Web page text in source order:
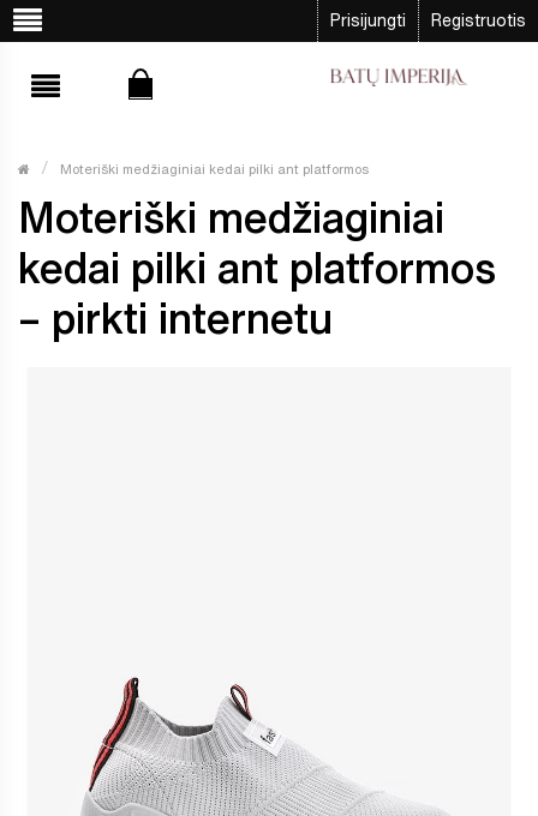
Prisijungti Registruotis
Moteriški medžiaginiai kedai pilki ant platformos
Moteriški medžiaginiai
kedai pilki ant platformos
– pirkti internetu